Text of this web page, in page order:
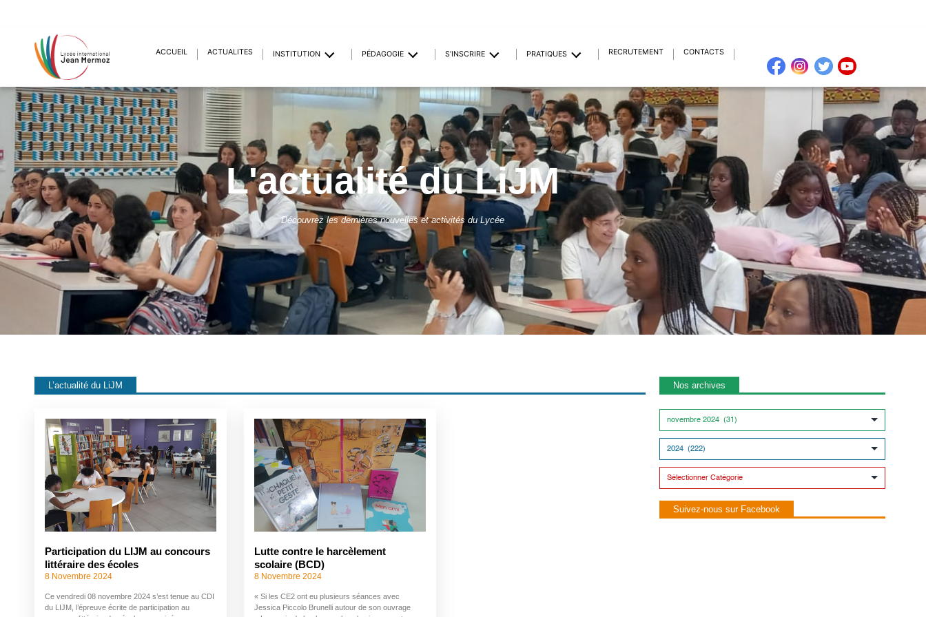
ACCUEIL ACTUALITÉS INSTITUTION PÉDAGOGIE S’INSCRIRE PRATIQUES RECRUTEMENT CONTACTS
L'actualité du LiJM
Découvrez les dernières nouvelles et activités du Lycée
L’actualité du LiJM
Participation du LIJM au concours
littéraire des écoles
8 Novembre 2024
Ce vendredi 08 novembre 2024 s’est tenue au CDI
du LIJM, l’épreuve écrite de participation au
Lutte contre le harcèlement
scolaire (BCD)
8 Novembre 2024
« Si les CE2 ont eu plusieurs séances avec
Jessica Piccolo Brunelli autour de son ouvrage
Nos archives
Suivez-nous sur Facebook